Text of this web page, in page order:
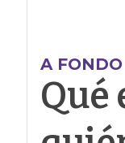
A FONDO
Qué